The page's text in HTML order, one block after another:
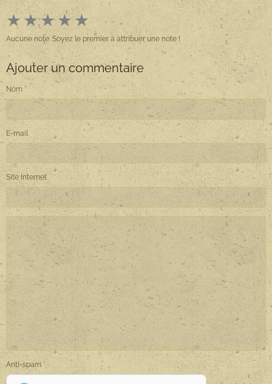
★★★★★
Aucune note. Soyez le premier à attribuer une note !
Ajouter un commentaire
Nom
E-mail
Site Internet
Anti-spam